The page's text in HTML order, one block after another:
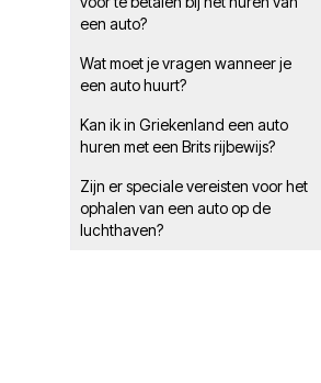
een auto?
Wat moet je vragen wanneer je
een auto huurt?
Kan ik in Griekenland een auto
huren met een Brits rijbewijs?
Zijn er speciale vereisten voor het
ophalen van een auto op de
luchthaven?